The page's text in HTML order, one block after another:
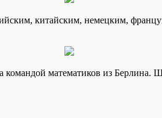
китайским, немецким,
математиков из